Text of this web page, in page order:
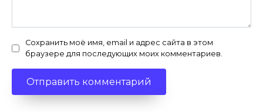
Сохранить моё имя, email и адрес сайта в этом
браузере для последующих моих комментариев.